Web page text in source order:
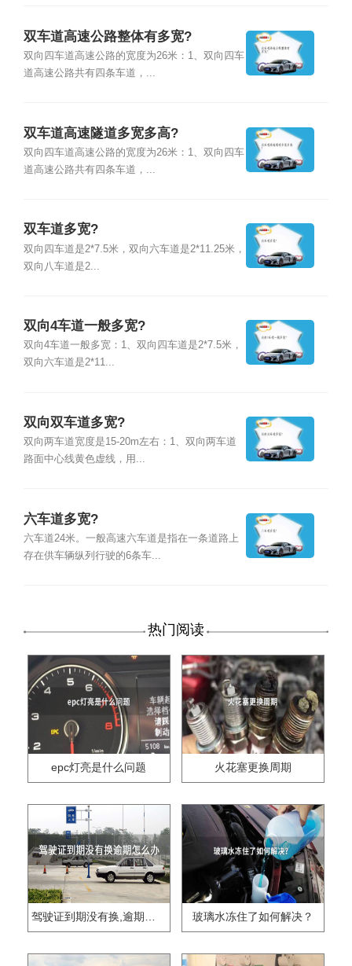
双车道高速公路整体有多宽?
双向四车道高速公路的宽度为26米：1、双向四车
道高速公路共有四条车道，...
双车道高速隧道多宽多高?
双向四车道高速公路的宽度为26米：1、双向四车
道高速公路共有四条车道，...
双车道多宽?
双向四车道是2*7.5米，双向六车道是2*11.25米，
双向八车道是2...
双向4车道一般多宽?
双向4车道一般多宽：1、双向四车道是2*7.5米，
双向六车道是2*11...
双向双车道多宽?
双向两车道宽度是15-20m左右：1、双向两车道
路面中心线黄色虚线，用...
六车道多宽?
六车道24米。一般高速六车道是指在一条道路上
存在供车辆纵列行驶的6条车...
热门阅读
epc灯亮是什么问题 火花塞更换周期
驾驶证到期没有换,逾期怎么办?? 玻璃水冻住了如何解决？